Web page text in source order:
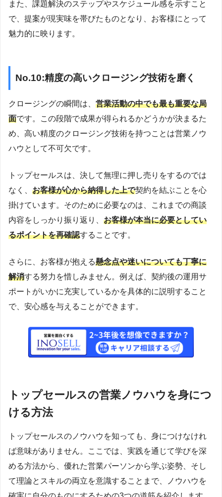
また、課題解決のステップやスケジュール感を示すこと
で、提案が現実味を帯びたものとなり、お客様にとって
魅力的に映ります。
No.10:精度の高いクロージング技術を磨く
クロージングの瞬間は、 営業活動の中でも最も重要な局
面です。この段階で成果が得られるかどうかが決まるた
め、高い精度のクロージング技術を持つことは営業ノウ
ハウとして不可欠です。
トップセールスは、決して無理に押し売りをするのでは
なく、 お客様が心から納得した上で契約を結ぶことを心
掛けています。そのために必要なのは、これまでの商談
内容をしっかり振り返り、 お客様が本当に必要としてい
るポイントを再確認することです。
さらに、お客様が抱える懸念点や迷いについても丁寧に
解消する努力を惜しみません。例えば、契約後の運用サ
ポートがいかに充実しているかを具体的に説明すること
で、安心感を与えることができます。
トップセールスの営業ノウハウを身につ
ける方法
トップセールスのノウハウを知っても、身につけなけれ
ば意味がありません。ここでは、実践を通じて学びを深
める方法から、優れた営業パーソンから学ぶ姿勢、そし
て理論とスキルの両立を意識することまで、ノウハウを